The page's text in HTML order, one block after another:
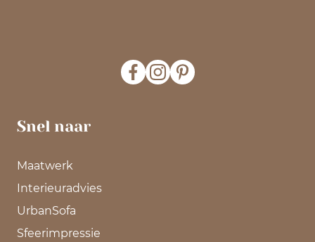
Snel naar
Maatwerk
Interieuradvies
UrbanSofa
Sfeerimpressie